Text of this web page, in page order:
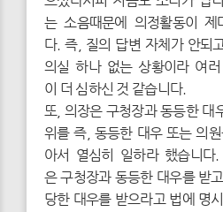
는 소음때문에 의정활동이 제
다. 즉, 질의 답변 자체가 안되
의실 하나 없는 상황이라 여
이 더 심하신 것 같습니다.
또, 의장은 구청장과 동등한 대
위를 즉, 동등한 대우 또는 의
아서 열심히 일하라 했습니다
은 구청장과 동등한 대우를 받
당한 대우를 받으라고 법에 명